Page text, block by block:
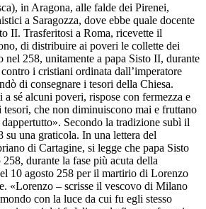
in Aragona, alle falde dei Pirenei,
a Saragozza, dove ebbe quale docente
II. Trasferitosi a Roma, ricevette il
di distribuire ai poveri le collette dei
nel 258, unitamente a papa Sisto II, durante
i cristiani ordinata dall’imperatore
di consegnare i tesori della Chiesa.
sé alcuni poveri, rispose con fermezza e
che non diminuiscono mai e fruttano
Secondo la tradizione subì il
su una graticola. In una lettera del
di Cartagine, si legge che papa Sisto
durante la fase più acuta della
10 agosto 258 per il martirio di Lorenzo
«Lorenzo – scrisse il vescovo di Milano
con la luce da cui fu egli stesso